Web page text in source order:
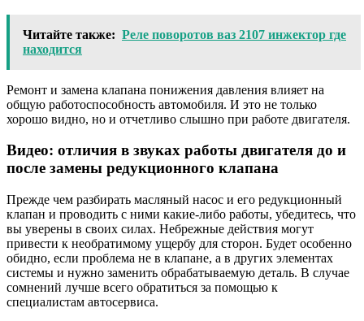
Читайте также: Реле поворотов ваз 2107 инжектор где
находится
Ремонт и замена клапана понижения давления влияет на
общую работоспособность автомобиля. И это не только
хорошо видно, но и отчетливо слышно при работе двигателя.
Видео: отличия в звуках работы двигателя до и
после замены редукционного клапана
Прежде чем разбирать масляный насос и его редукционный
клапан и проводить с ними какие-либо работы, убедитесь, что
вы уверены в своих силах. Небрежные действия могут
привести к необратимому ущербу для сторон. Будет особенно
обидно, если проблема не в клапане, а в других элементах
системы и нужно заменить обрабатываемую деталь. В случае
сомнений лучше всего обратиться за помощью к
специалистам автосервиса.